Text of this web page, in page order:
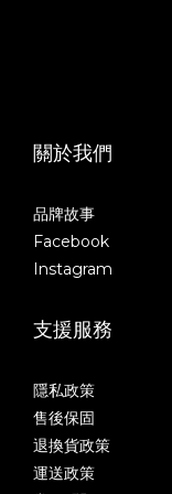
關於我們
品牌故事
Facebook
Instagram
支援服務
隱私政策
售後保固
退換貨政策
運送政策